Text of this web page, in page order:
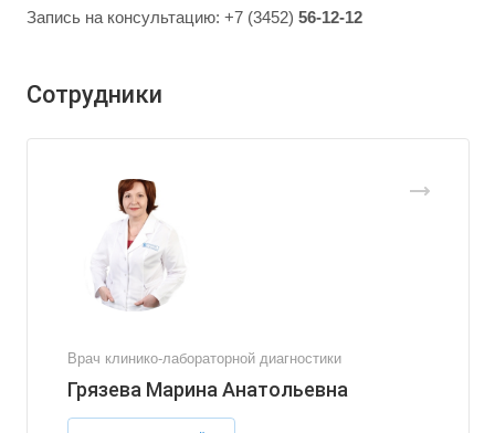
Запись на консультацию: +7 (3452) 56-12-12
Сотрудники
Врач клинико-лабораторной диагностики
Грязева Марина Анатольевна